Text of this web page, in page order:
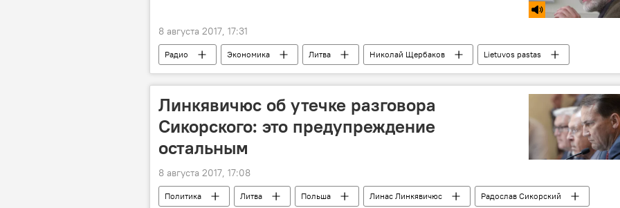
8 августа 2017, 17:31
Радио Экономика Литва Николай Щербаков
Lietuvos pastas
отмывание денег
"нигерийская мафия"
Линкявичюс об утечке разговора
Сикорского: это предупреждение
остальным
8 августа 2017, 17:08
Политика Литва Польша Линас Линкявичюс Радослав Сикорский